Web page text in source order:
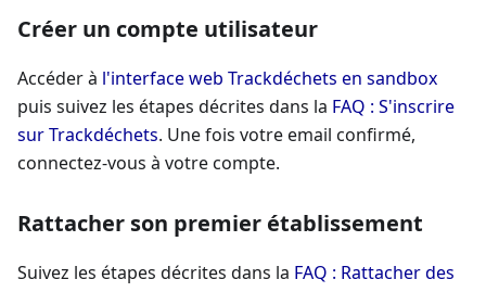
Créer un compte utilisateur
Accéder à l'interface web Trackdéchets en sandbox
puis suivez les étapes décrites dans la FAQ : S'inscrire
sur Trackdéchets. Une fois votre email confirmé,
connectez-vous à votre compte.
Rattacher son premier établissement
Suivez les étapes décrites dans la FAQ : Rattacher des